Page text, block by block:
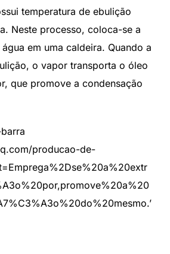
temperatura de ebulição
Neste processo, coloca-se a
em uma caldeira. Quando a
o vapor transporta o óleo
que promove a condensação
producao-de-